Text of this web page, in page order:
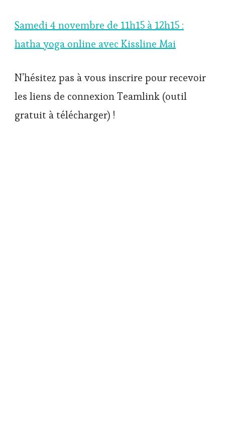
Samedi 4 novembre de 11h15 à 12h15 :
hatha yoga online avec Kissline Mai
N’hésitez pas à vous inscrire pour recevoir
les liens de connexion Teamlink (outil
gratuit à télécharger) !